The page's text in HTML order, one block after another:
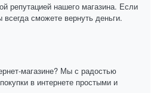
репутацией нашего магазина. Если
всегда сможете вернуть деньги.
магазине? Мы с радостью
в интернете простыми и